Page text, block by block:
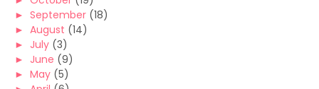
► September (18)
► August (14)
► July (3)
► June (9)
► May (5)